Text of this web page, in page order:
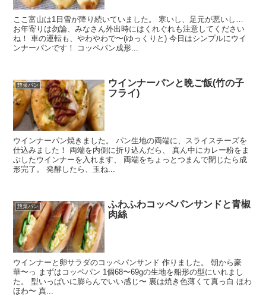
ここ富山は1日雪が降り続いていました。 寒いし、足元が悪いし…
お年寄りは勿論、みなさん外出時にはくれぐれも注意してください
ね！ 車の運転も、やわやわで〜(ゆっくりと) 今日はシンプルにウイ
ンナーパンです！ コッペパン成形...
惣菜パン
ウインナーパンと晩ご飯(竹の子
フライ)
ウインナーパン焼きました。 パン生地の両端に、スライスチーズを
仕込みました！ 両端を内側に折り込んだら、 真ん中にカレー粉をま
ぶしたウインナーを入れます、 両端をちょっとつまんで閉じたら成
形完了。 発酵したら、玉ね...
惣菜パン
ふわふわコッペパンサンドと青椒
肉絲
ウインナーと卵サラダのコッペパンサンド 作りました。 朝から豪
華〜っ まずはコッペパン 1個68〜69gの生地を船形の型にいれまし
た。 型いっぱいに膨らんでいい感じ〜 裏は焼き色薄くて真っ白 ほわ
ほわ〜 真...